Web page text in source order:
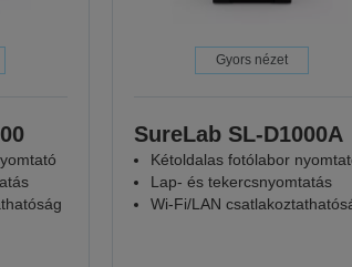
Gyors nézet
SureLab SL-D1000A
Kétoldalas fotólabor
Lap- és tekercsnyomtatás
Wi-Fi/LAN